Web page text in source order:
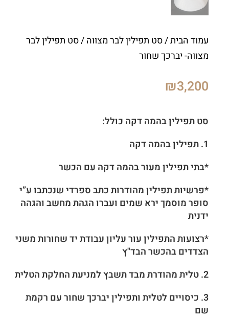
עמוד הבית/סט תפילין לבר מצווה/ סט תפילין לבר
מצווה- יברכך שחור
₪3,200
סט תפילין בהמה דקה כולל:
1. תפילין בהמה דקה
*בתי תפילין מעור בהמה דקה עם הכשר
*פרשיות תפילין מהודרות כתב ספרדי שנכתבו ע”י
סופר מוסמך ירא שמים ועברו הגהת מחשב והגהה
ידנית
*רצועות התפילין עור עליון עבודת יד שחורות משני
הצדדים בהכשר הבד"ץ
2. טלית מהודרת מבד תשבץ למניעת החלקת הטלית
3. כיסויים לטלית ותפילין
יברכך שחורעם רקמת
שם